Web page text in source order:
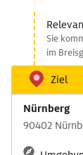
Sie
im
Ziel
Nürnberg
90402